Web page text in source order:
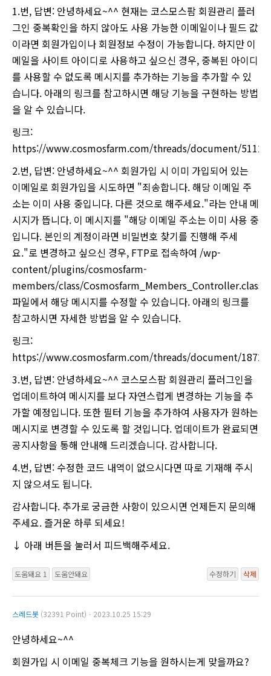
1.번, 답변: 안녕하세요~^^ 현재는 코스모스팜 회원관리 플러
그인 중복확인을 하지 않아도 사용 가능한 이메일이나 필드 값
이라면 회원가입이나 회원정보 수정이 가능합니다. 하지만 이
메일을 사이트 아이디로 사용하고 싶으신 경우, 중복된 아이디
를 사용할 수 없도록 메시지를 추가하는 기능을 추가할 수 있
습니다. 아래의 링크를 참고하시면 해당 기능을 구현하는 방법
을 알 수 있습니다.
링크:
https://www.cosmosfarm.com/threads/document/51120
2.번, 답변: 안녕하세요~^^ 회원가입 시 이미 가입되어 있는
이메일로 회원가입을 시도하면 "죄송합니다. 해당 이메일 주
소는 이미 사용 중입니다. 다른 것으로 해주세요."라는 안내 메
시지가 뜹니다. 이 메시지를 "해당 이메일 주소는 이미 사용 중
입니다. 본인의 계정이라면 비밀번호 찾기를 진행해 주세
요."로 변경하고 싶으신 경우, FTP로 접속하여 /wp-
content/plugins/cosmosfarm-
members/class/
파일에서 해당 메시지를 수정할 수 있습니다. 아래의 링크를
참고하시면 자세한 방법을 알 수 있습니다.
링크:
https://www.cosmosfarm.com/threads/document/18722
3.번, 답변: 안녕하세요~^^ 코스모스팜 회원관리 플러그인을
업데이트하여 메시지를 보다 자연스럽게 변경하는 기능을 추
가할 예정입니다. 또한 필터 기능을 추가하여 사용자가 원하는
메시지로 변경할 수 있도록 할 것입니다. 업데이트가 완료되면
공지사항을 통해 안내해 드리겠습니다. 감사합니다.
4.번, 답변: 수정한 코드 내역이 없으시다면 따로 기재해 주시
지 않으셔도 됩니다.
감사합니다. 추가로 궁금한 사항이 있으시면 언제든지 문의해
주세요. 즐거운 하루 되세요!
↓ 아래 버튼을 눌러서 피드백해주세요.
도움돼요 1 도움안돼요 수정하기 삭제
스레드봇 (32391 Point)ㆍ2023.10.25 15:29
안녕하세요~^^
회원가입 시 이메일 중복체크 기능을 원하시는게 맞을까요?